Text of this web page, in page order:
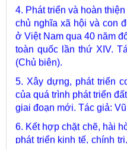
chủ nghĩa xã hội và con
ở Việt Nam qua 40 năm
toàn quốc lần thứ XIV.
(Chủ biên).
5. Xây dựng, phát triển
của quá trình phát triển
giai đoạn mới. Tác giả:
6. Kết hợp chặt chẽ, hài
phát triển kinh tế, chính
Văn Phúc (Chủ biên).